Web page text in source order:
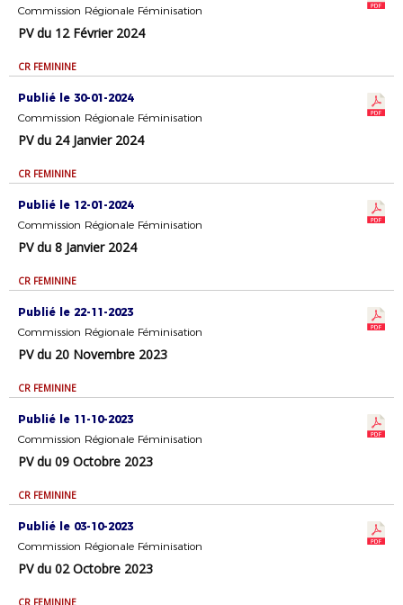
Commission Régionale Féminisation
PV du 12 Février 2024
CR FEMININE
Publié le 30-01-2024
Commission Régionale Féminisation
PV du 24 Janvier 2024
CR FEMININE
Publié le 12-01-2024
Commission Régionale Féminisation
PV du 8 Janvier 2024
CR FEMININE
Publié le 22-11-2023
Commission Régionale Féminisation
PV du 20 Novembre 2023
CR FEMININE
Publié le 11-10-2023
Commission Régionale Féminisation
PV du 09 Octobre 2023
CR FEMININE
Publié le 03-10-2023
Commission Régionale Féminisation
PV du 02 Octobre 2023
CR FEMININE